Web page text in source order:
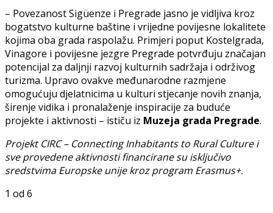
– Povezanost Sigüenze i Pregrade jasno je vidljiva kroz
bogatstvo kulturne baštine i vrijedne povijesne lokalitete
kojima oba grada raspolažu. Primjeri poput Kostelgrada,
Vinagore i povijesne jezgre Pregrade potvrđuju značajan
potencijal za daljnji razvoj kulturnih sadržaja i održivog
turizma. Upravo ovakve međunarodne razmjene
omogućuju djelatnicima u kulturi stjecanje novih znanja,
širenje vidika i pronalaženje inspiracije za buduće
projekte i aktivnosti – ističu iz Muzeja grada Pregrade.
Projekt CIRC – Connecting Inhabitants to Rural Culture i
sve provedene aktivnosti financirane su isključivo
sredstvima Europske unije kroz program Erasmus+.
1 od 6